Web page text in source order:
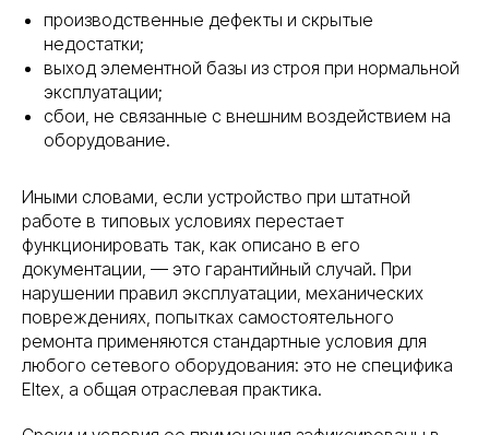
производственные дефекты и скрытые
недостатки;
выход элементной базы из строя при нормальной
эксплуатации;
сбои, не связанные с внешним воздействием на
оборудование.
Иными словами, если устройство при штатной
работе в типовых условиях перестает
функционировать так, как описано в его
документации, — это гарантийный случай. При
нарушении правил эксплуатации, механических
повреждениях, попытках самостоятельного
ремонта применяются стандартные условия для
любого сетевого оборудования: это не специфика
Eltex, а общая отраслевая практика.